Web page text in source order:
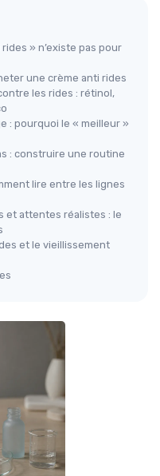
» n’existe pas pour
une crème anti rides
les rides : rétinol,
: pourquoi le « meilleur »
: construire une routine
lire entre les lignes
et attentes réalistes : le
et le vieillissement